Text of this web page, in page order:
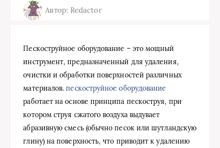
Автор: Redactor
Пескоструйное оборудование – это мощный
инструмент, предназначенный для удаления,
очистки и обработки поверхностей различных
материалов.пескоструйное оборудование
работает на основе принципа пескоструя, при
котором струя сжатого воздуха выдувает
абразивную смесь (обычно песок или шутландскую
глину) на поверхность, что приводит к удалению